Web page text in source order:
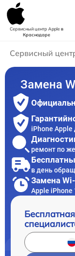
Сервисный центр Appleв
Краснодаре
Сервисный
Замена
iPhone Apple
ремонт по
в день
Замена
Apple iPhone